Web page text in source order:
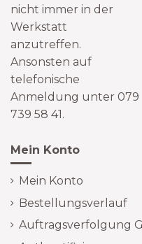
nicht immer in der
Werkstatt
anzutreffen.
Ansonsten auf
telefonische
Anmeldung unter 079
739 58 41.
Mein Konto
Mein Konto
Bestellungsverlauf
Auftragsverfolgung